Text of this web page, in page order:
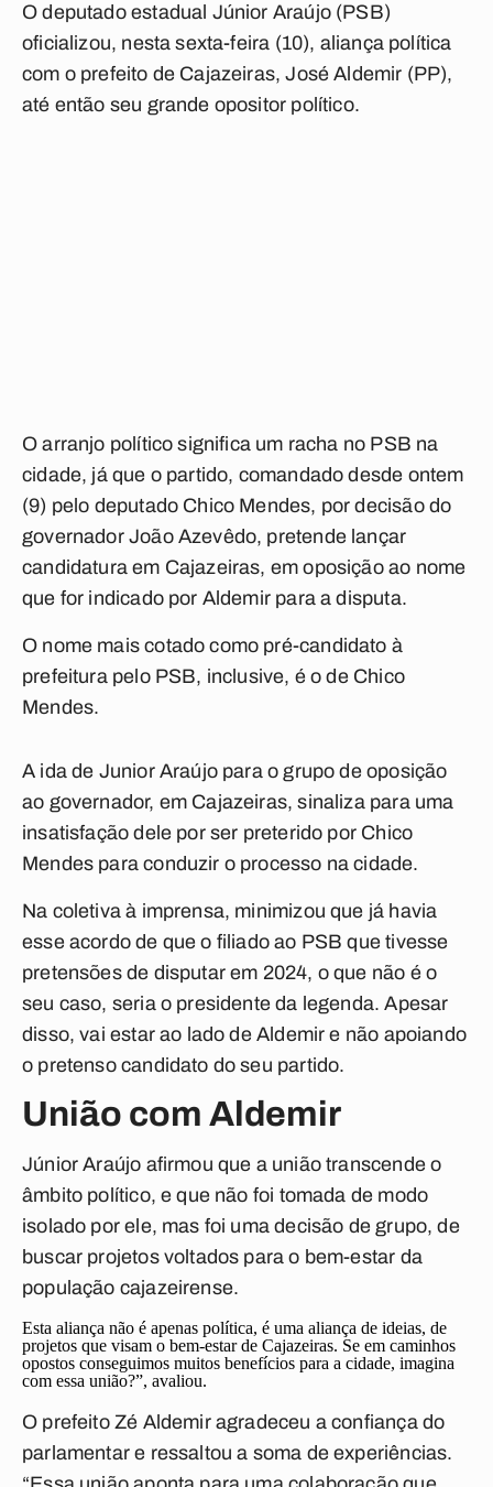
O deputado estadual Júnior Araújo (PSB)
oficializou, nesta sexta-feira (10), aliança política
com o prefeito de Cajazeiras, José Aldemir (PP),
até então seu grande opositor político.
O arranjo político significa um racha no PSB na
cidade, já que o partido, comandado desde ontem
(9) pelo deputado Chico Mendes, por decisão do
governador João Azevêdo, pretende lançar
candidatura em Cajazeiras, em oposição ao nome
que for indicado por Aldemir para a disputa.
O nome mais cotado como pré-candidato à
prefeitura pelo PSB, inclusive, é o de Chico
Mendes.
A ida de Junior Araújo para o grupo de oposição
ao governador, em Cajazeiras, sinaliza para uma
insatisfação dele por ser preterido por Chico
Mendes para conduzir o processo na cidade.
Na coletiva à imprensa, minimizou que já havia
esse acordo de que o filiado ao PSB que tivesse
pretensões de disputar em 2024, o que não é o
seu caso, seria o presidente da legenda. Apesar
disso, vai estar ao lado de Aldemir e não apoiando
o pretenso candidato do seu partido.
União com Aldemir
Júnior Araújo afirmou que a união transcende o
âmbito político, e que não foi tomada de modo
isolado por ele, mas foi uma decisão de grupo, de
buscar projetos voltados para o bem-estar da
população cajazeirense.
Esta aliança não é apenas política, é uma aliança de ideias, de
projetos que visam o bem-estar de Cajazeiras. Se em caminhos
opostos conseguimos muitos benefícios para a cidade, imagina
com essa união?”, avaliou.
O prefeito Zé Aldemir agradeceu a confiança do
parlamentar e ressaltou a soma de experiências.